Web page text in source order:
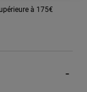
à 175€